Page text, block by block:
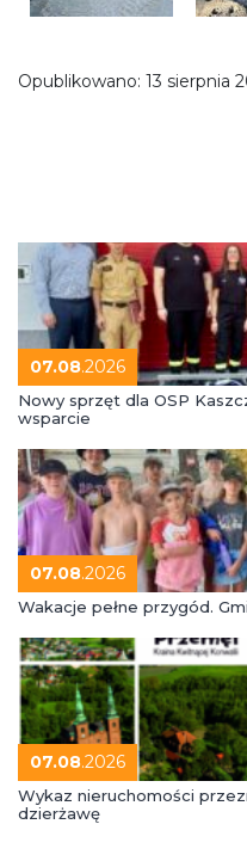
Opublikowano: 13 sierpnia
07.08.2026
Nowy sprzęt dla OSP
wsparcie
07.08.2026
Wakacje pełne przygód.
07.08.2026
Wykaz nieruchomości
dzierżawę